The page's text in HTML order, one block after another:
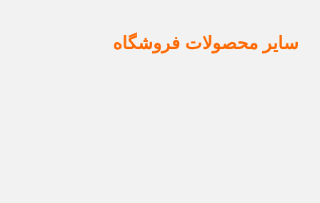
سایر محصولات فروشگاه